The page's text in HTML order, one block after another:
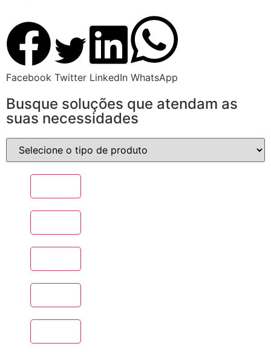
Facebook Twitter LinkedIn WhatsApp
Busque soluções que atendam as
suas necessidades